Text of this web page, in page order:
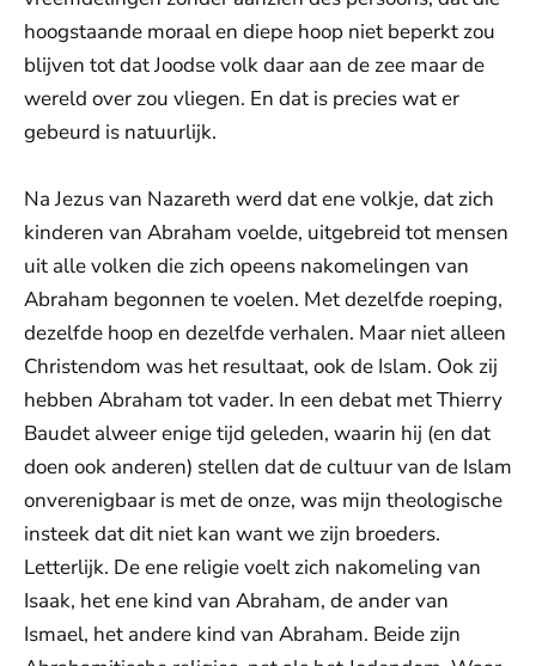
hoogstaande moraal en diepe hoop niet beperkt zou
blijven tot dat Joodse volk daar aan de zee maar de
wereld over zou vliegen. En dat is precies wat er
gebeurd is natuurlijk.
Na Jezus van Nazareth werd dat ene volkje, dat zich
kinderen van Abraham voelde, uitgebreid tot mensen
uit alle volken die zich opeens nakomelingen van
Abraham begonnen te voelen. Met dezelfde roeping,
dezelfde hoop en dezelfde verhalen. Maar niet alleen
Christendom was het resultaat, ook de Islam. Ook zij
hebben Abraham tot vader. In een debat met Thierry
Baudet alweer enige tijd geleden, waarin hij (en dat
doen ook anderen) stellen dat de cultuur van de Islam
onverenigbaar is met de onze, was mijn theologische
insteek dat dit niet kan want we zijn broeders.
Letterlijk. De ene religie voelt zich nakomeling van
Isaak, het ene kind van Abraham, de ander van
Ismael, het andere kind van Abraham. Beide zijn